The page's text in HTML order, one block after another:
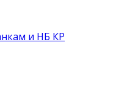
и НБ КР